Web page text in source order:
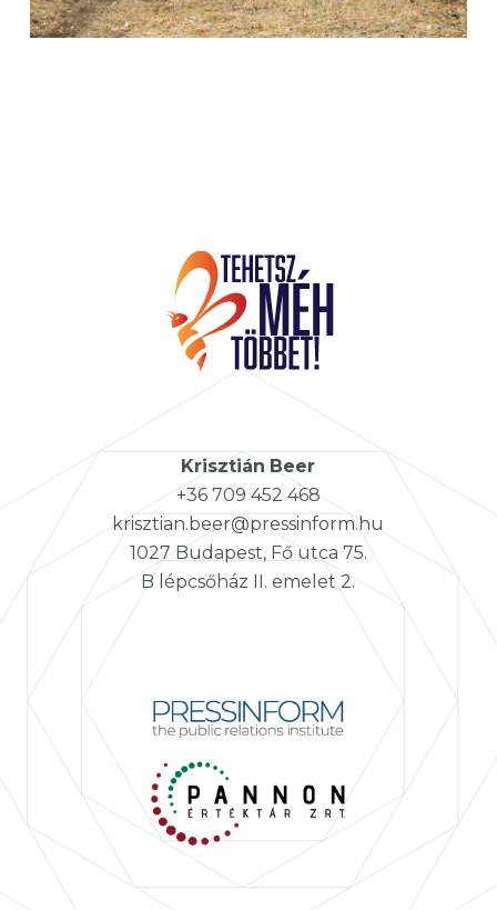
Krisztián Beer
+36 709 452 468
krisztian.beer@pressinform.hu
1027 Budapest, Fő utca 75.
B lépcsőház II. emelet 2.